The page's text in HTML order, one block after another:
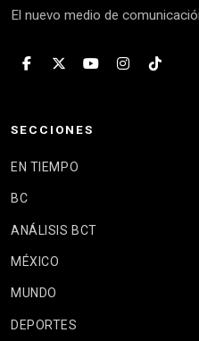
El nuevo medio de
SECCIONES
EN TIEMPO
BC
ANÁLISIS BCT
MÉXICO
MUNDO
DEPORTES